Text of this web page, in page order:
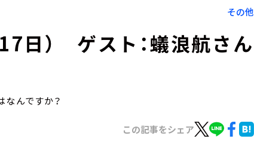
その他
日） ゲスト：蟻浪航さん
んですか？
この記事をシェア